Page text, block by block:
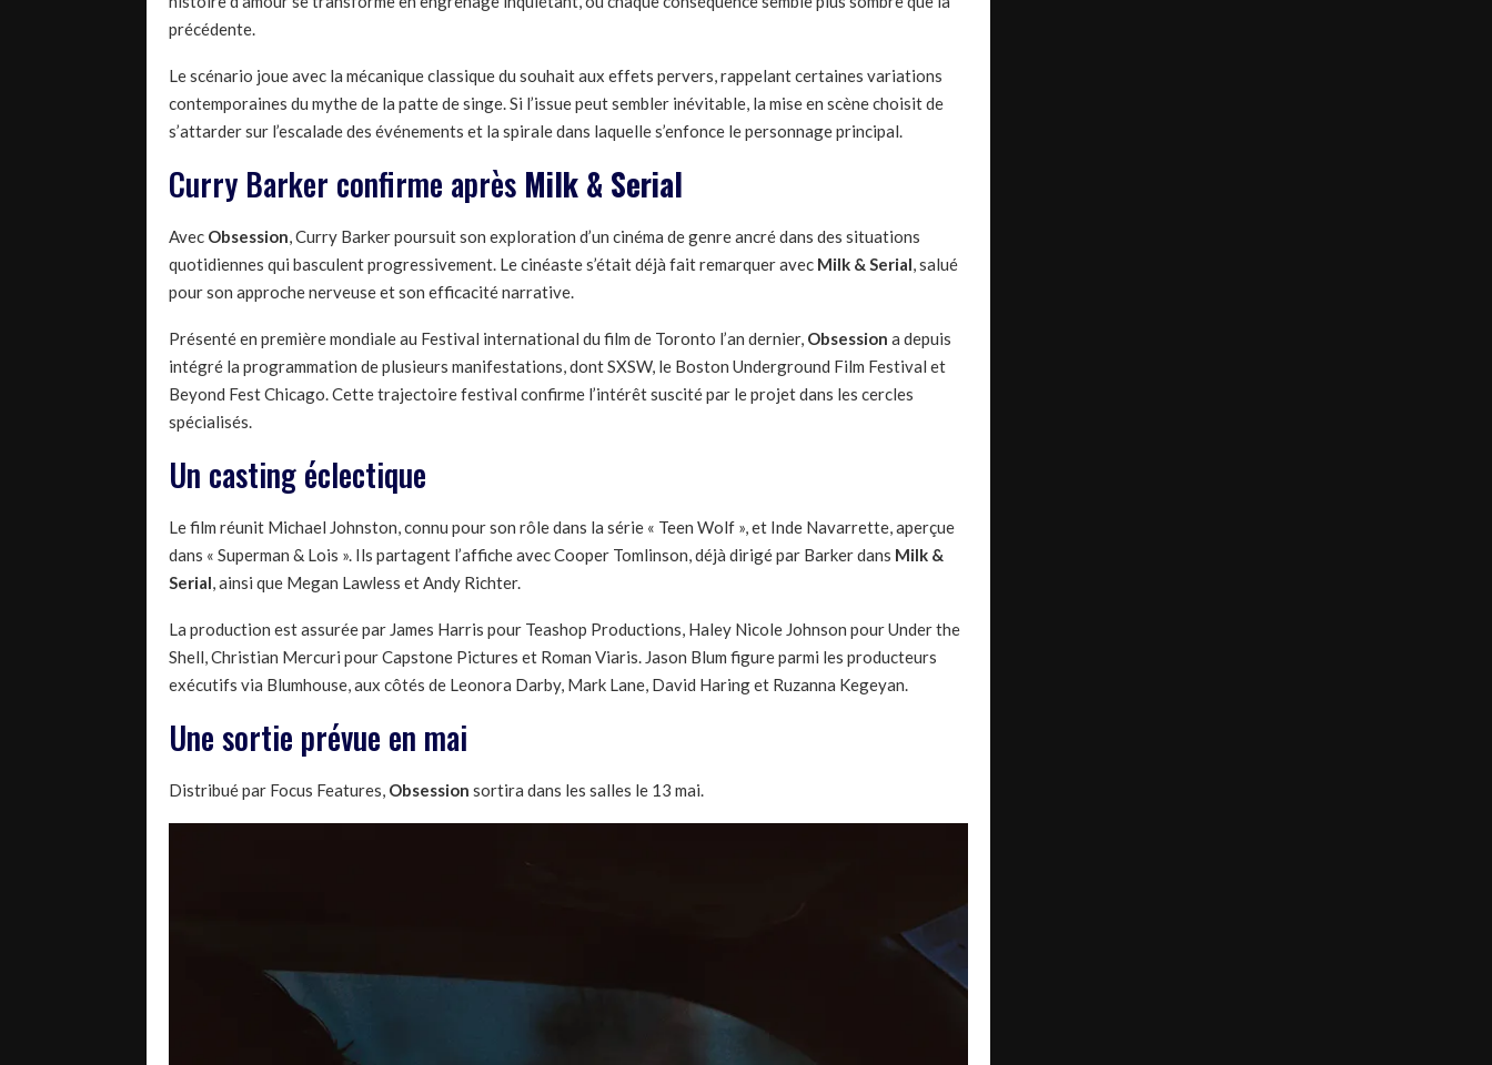
précédente.
Le scénario joue avec la mécanique classique du souhait aux effets pervers, rappelant certaines variations
contemporaines du mythe de la patte de singe. Si l’issue peut sembler inévitable, la mise en scène choisit de
s’attarder sur l’escalade des événements et la spirale dans laquelle s’enfonce le personnage principal.
Curry Barker confirme après Milk & Serial
Avec Obsession, Curry Barker poursuit son exploration d’un cinéma de genre ancré dans des situations
quotidiennes qui basculent progressivement. Le cinéaste s’était déjà fait remarquer avec Milk & Serial, salué
pour son approche nerveuse et son efficacité narrative.
Présenté en première mondiale au Festival international du film de Toronto l’an dernier, Obsession a depuis
intégré la programmation de plusieurs manifestations, dont SXSW, le Boston Underground Film Festival et
Beyond Fest Chicago. Cette trajectoire festival confirme l’intérêt suscité par le projet dans les cercles
spécialisés.
Un casting éclectique
Le film réunit Michael Johnston, connu pour son rôle dans la série « Teen Wolf », et Inde Navarrette, aperçue
dans « Superman & Lois ». Ils partagent l’affiche avec Cooper Tomlinson, déjà dirigé par Barker dans Milk &
Serial, ainsi que Megan Lawless et Andy Richter.
La production est assurée par James Harris pour Teashop Productions, Haley Nicole Johnson pour Under the
Shell, Christian Mercuri pour Capstone Pictures et Roman Viaris. Jason Blum figure parmi les producteurs
exécutifs via Blumhouse, aux côtés de Leonora Darby, Mark Lane, David Haring et Ruzanna Kegeyan.
Une sortie prévue en mai
Distribué par Focus Features, Obsession sortira dans les salles le 13 mai.